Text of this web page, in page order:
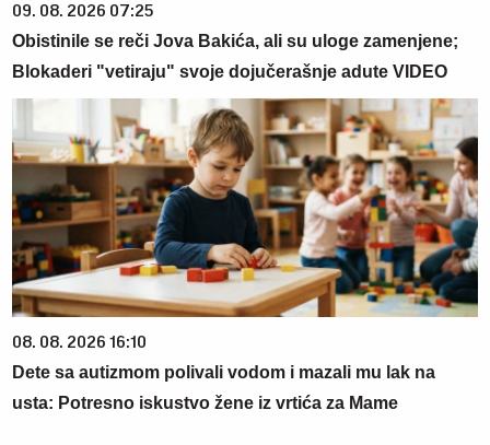
09. 08. 2026 07:25
Obistinile se reči Jova Bakića, ali su uloge zamenjene;
Blokaderi "vetiraju" svoje dojučerašnje adute VIDEO
08. 08. 2026 16:10
Dete sa autizmom polivali vodom i mazali mu lak na
usta: Potresno iskustvo žene iz vrtića za Mame